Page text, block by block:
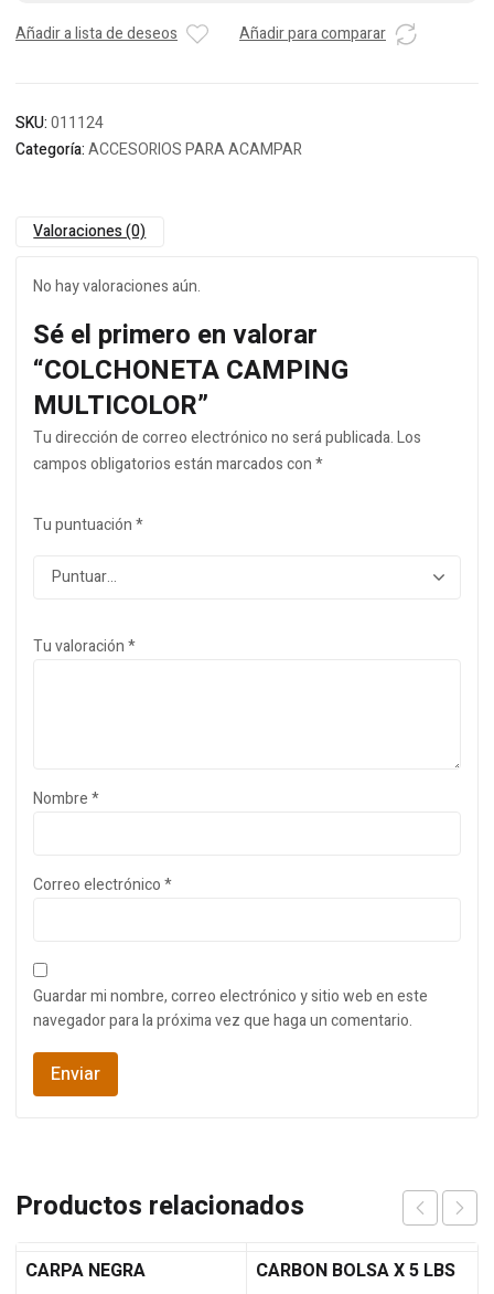
Añadir a lista de deseos Añadir para comparar
SKU:011124
Categoría:ACCESORIOS PARA ACAMPAR
Valoraciones (0)
No hay valoraciones aún.
Sé el primero en valorar
“COLCHONETA CAMPING
MULTICOLOR”
Tu dirección de correo electrónico no será publicada.Los
campos obligatorios están marcados con*
Tu puntuación*
Tu valoración*
Nombre*
Correo electrónico*
Guardar mi nombre, correo electrónico y sitio web en este
navegador para la próxima vez que haga un comentario.
Productos relacionados
CARPA NEGRA CARBON BOLSA X 5 LBS